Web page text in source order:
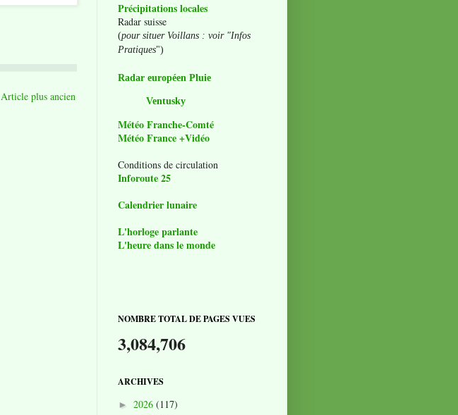
Article plus ancien
Précipitations locales
Radar suisse
(pour situer Voillans : voir "Infos
Pratiques")
Radar européen Pluie
Ventusky
Météo Franche-Comté
Météo France +Vidéo
Conditions de circulation
Inforoute 25
Calendrier lunaire
L'horloge parlante
L'heure dans le monde
NOMBRE TOTAL DE PAGES VUES
3,084,706
ARCHIVES
► 2026 (117)